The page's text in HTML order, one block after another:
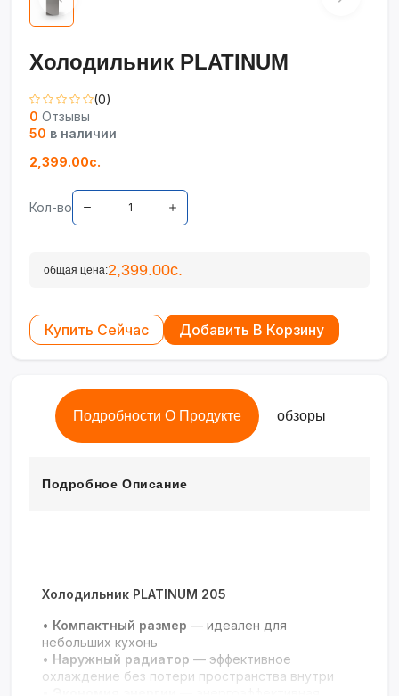
Холодильник PLATINUM
(0)
0 Отзывы
50 в наличии
2,399.00с.
Кол-во
общая цена:2,399.00с.
Купить Сейчас Добавить В Корзину
Подробности О Продукте обзоры
Подробное Описание
Холодильник PLATINUM 205
• Компактный размер — идеален для
небольших кухонь
• Наружный радиатор — эффективное
охлаждение без потери пространства внутри